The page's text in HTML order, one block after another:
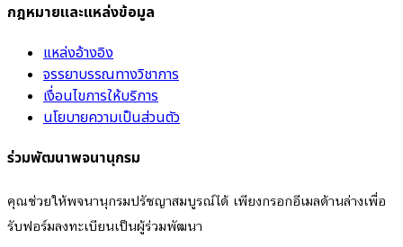
กฎหมายและแหล่งข้อมูล
แหล่งอ้างอิง
จรรยาบรรณทางวิชาการ
เงื่อนไขการให้บริการ
นโยบายความเป็นส่วนตัว
ร่วมพัฒนาพจนานุกรม
คุณช่วยให้พจนานุกรมปรัชญาสมบูรณ์ได้ เพียงกรอกอีเมลด้านล่างเพื่อ
รับฟอร์มลงทะเบียนเป็นผู้ร่วมพัฒนา